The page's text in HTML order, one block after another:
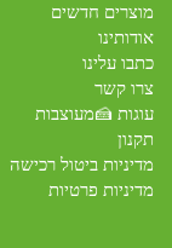
מוצרים חדשים
אודותינו
כתבו עלינו
צרו קשר
עוגות 🍰מעוצבות
תקנון
מדיניות ביטול רכישה
מדיניות פרטיות